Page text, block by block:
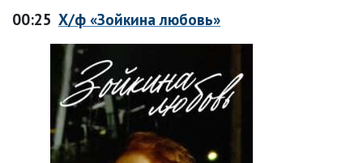
00:25 Х/ф «Зойкина любовь»